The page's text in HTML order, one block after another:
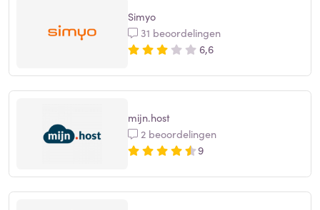
Simyo
31 beoordelingen
6,6
mijn.host
2 beoordelingen
9